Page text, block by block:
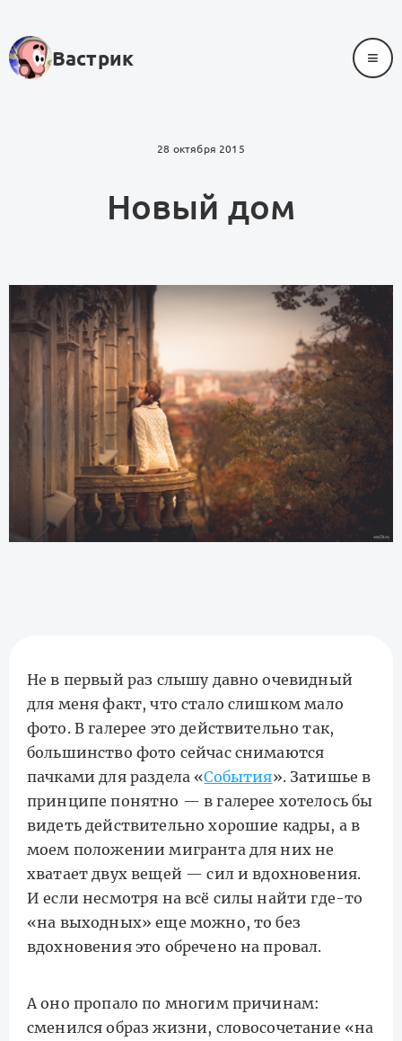
Вастрик ≡
28 октября 2015
Новый дом
Не в первый раз слышу давно очевидный
для меня факт, что стало слишком мало
фото. В галерее это действительно так,
большинство фото сейчас снимаются
пачками для раздела «События». Затишье в
принципе понятно — в галерее хотелось бы
видеть действительно хорошие кадры, а в
моем положении мигранта для них не
хватает двух вещей — сил и вдохновения.
И если несмотря на всё силы найти где-то
«на выходных» еще можно, то без
вдохновения это обречено на провал.
А оно пропало по многим причинам:
сменился образ жизни, словосочетание «на